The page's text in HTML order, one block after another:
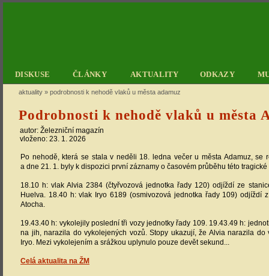
DISKUSE ČLÁNKY AKTUALITY ODKAZY
aktuality » podrobnosti k nehodě vlaků u města adamuz
Podrobnosti k nehodě vlaků u města
autor: Železniční magazín
vloženo: 23. 1. 2026
Po nehodě, která se stala v neděli 18. ledna večer u města Adamuz, se
a dne 21. 1. byly k dispozici první záznamy o časovém průběhu této
18.10 h: vlak Alvia 2384 (čtyřvozová jednotka řady 120) odjíždí ze
Huelva. 18.40 h: vlak Iryo 6189 (osmivozová jednotka řady 109) odjíždí
Atocha.
19.43.40 h: vykolejily poslední tři vozy jednotky řady 109. 19.43.49 h:
na jih, narazila do vykolejených vozů. Stopy ukazují, že Alvia narazila
Iryo. Mezi vykolejením a srážkou uplynulo pouze devět sekund...
Celá aktualita na ŽM